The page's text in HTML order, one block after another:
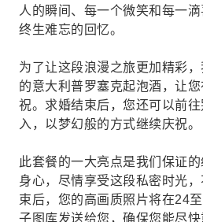
人的瞬间、每一个微笑和每一
终生难忘的回忆。
为了让这段浪漫之旅更加精彩
的意大利普罗塞克起泡酒，让
祝。求婚结束后，您还可以前
入，以梦幻般的方式继续庆祝。
此套餐的一大亮点是我们保证
身心，尽情享受这段私密时光
束后，您的高画质照片将在24
子图库发送给您，确保您能尽快